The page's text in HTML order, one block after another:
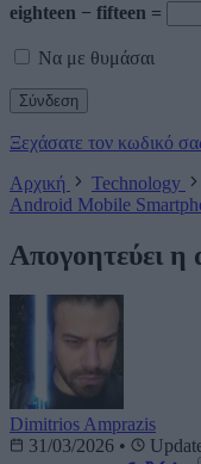
eighteen − fifteen =
Να με θυμάσαι
Ξεχάσατε τον κωδικό
Αρχική
Technology
Android Mobile
Απογοητεύει η
Dimitrios Amprazis
31/03/2026 •